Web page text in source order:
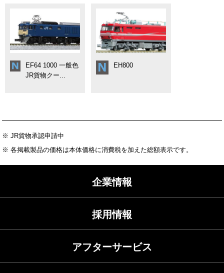
EF64 1000 一般色
JR貨物クー...
EH800
※ JR貨物承認申請中
※ 各掲載製品の価格は本体価格に消費税を加えた総額表示です。
企業情報
採用情報
アフターサービス